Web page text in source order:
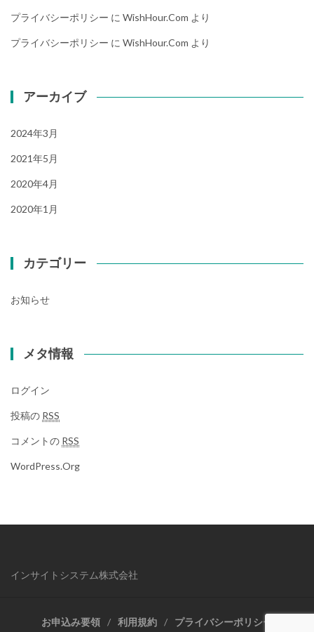
プライバシーポリシー に WishHour.Com より
プライバシーポリシー に WishHour.Com より
アーカイブ
2024年3月
2021年5月
2020年4月
2020年1月
カテゴリー
お知らせ
メタ情報
ログイン
投稿の RSS
コメントの RSS
WordPress.org
インサイトシステム株式会社
お申込み要領 利用規約 プライバシーポリシー